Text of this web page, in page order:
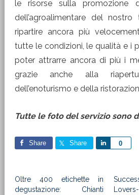
le risorse sulla promozione
dell’agroalimentare del
ripartire ancora più
tutte le condizioni, le qualità e i
poter attrarre ancora di più i
grazie anche alla
dell’enoturismo e della
Tutte le foto del servizio sono
Share Share 0
Share
Oltre 400 etichette in
degustazione: Chianti